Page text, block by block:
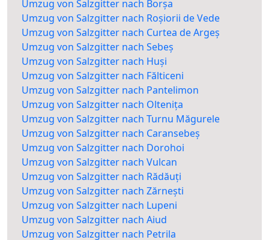
Umzug von Salzgitter nach Borșa
Umzug von Salzgitter nach Roșiorii de Vede
Umzug von Salzgitter nach Curtea de Argeș
Umzug von Salzgitter nach Sebeș
Umzug von Salzgitter nach Huși
Umzug von Salzgitter nach Fălticeni
Umzug von Salzgitter nach Pantelimon
Umzug von Salzgitter nach Oltenița
Umzug von Salzgitter nach Turnu Măgurele
Umzug von Salzgitter nach Caransebeș
Umzug von Salzgitter nach Dorohoi
Umzug von Salzgitter nach Vulcan
Umzug von Salzgitter nach Rădăuți
Umzug von Salzgitter nach Zărnești
Umzug von Salzgitter nach Lupeni
Umzug von Salzgitter nach Aiud
Umzug von Salzgitter nach Petrila